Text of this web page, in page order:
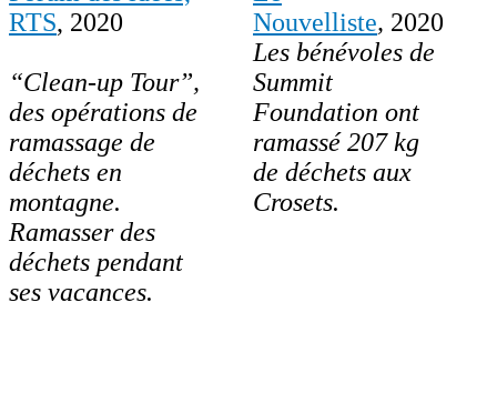
RTS, 2020
“Clean-up Tour”,
des opérations de
ramassage de
déchets en
montagne.
Ramasser des
déchets pendant
ses vacances.
Nouvelliste, 2020
Les bénévoles de
Summit
Foundation ont
ramassé 207 kg
de déchets aux
Crosets.